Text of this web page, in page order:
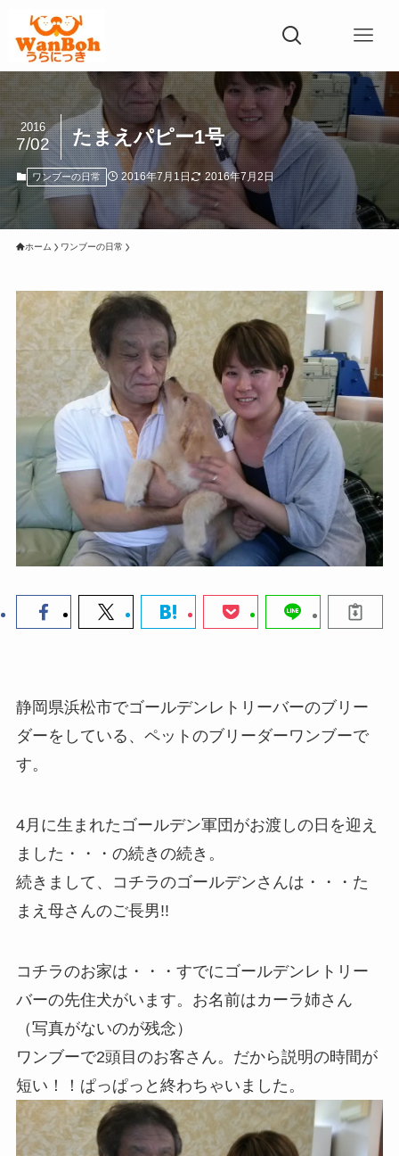
たまえパピー1号
2016
7/02
ワンブーの日常 2016年7月1日 2016年7月2日
ホーム ワンブーの日常
静岡県浜松市でゴールデンレトリーバーのブリー
ダーをしている、ペットのブリーダーワンブーで
す。
4月に生まれたゴールデン軍団がお渡しの日を迎え
ました・・・の続きの続き。
続きまして、コチラのゴールデンさんは・・・た
まえ母さんのご長男!!
コチラのお家は・・・すでにゴールデンレトリー
バーの先住犬がいます。お名前はカーラ姉さん
（写真がないのが残念）
ワンブーで2頭目のお客さん。だから説明の時間が
短い！！ぱっぱっと終わちゃいました。